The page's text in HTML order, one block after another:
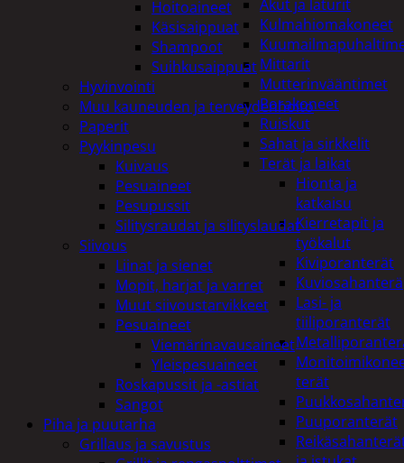
Akut ja laturit
Kulmahiomakoneet
Mittarit
Mutterinvääntimet
Porakoneet
Ruiskut
Sahat ja sirkkelit
Terät ja laikat
Hionta ja
katkaisu
Kierretapit ja
työkalut
Kiviporanterät
Kuviosahanterä
Lasi- ja
tiiliporanterät
terät
Puuporanterät
Hoitoaineet
Käsisaippuat
Shampoot
Suihkusaippuat
Hyvinvointi
Muu kauneuden ja terveydenhoito
Paperit
Pyykinpesu
Kuivaus
Pesuaineet
Pesupussit
Silitysraudat ja silityslaudat
Siivous
Liinat ja sienet
Mopit, harjat ja varret
Muut siivoustarvikkeet
Pesuaineet
Viemärinavausaineet
Yleispesuaineet
Roskapussit ja -astiat
Sangot
Piha ja puutarha
Grillaus ja savustus